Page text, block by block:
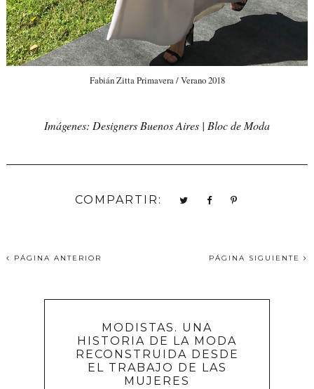
Fabián Zitta Primavera / Verano 2018
Imágenes: Designers Buenos Aires | Bloc de Moda
COMPARTIR:
PÁGINA ANTERIOR PÁGINA SIGUIENTE
MODISTAS. UNA
HISTORIA DE LA MODA
RECONSTRUIDA DESDE
EL TRABAJO DE LAS
MUJERES